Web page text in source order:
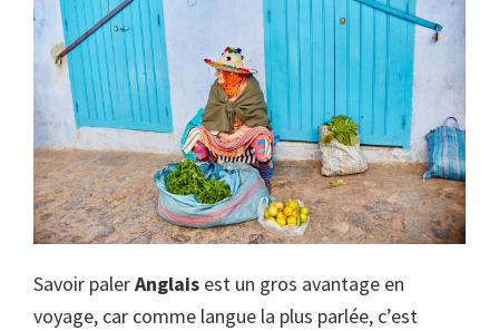
Savoir palerAnglais est un gros avantage en
voyage, car comme langue la plus parlée, c’est